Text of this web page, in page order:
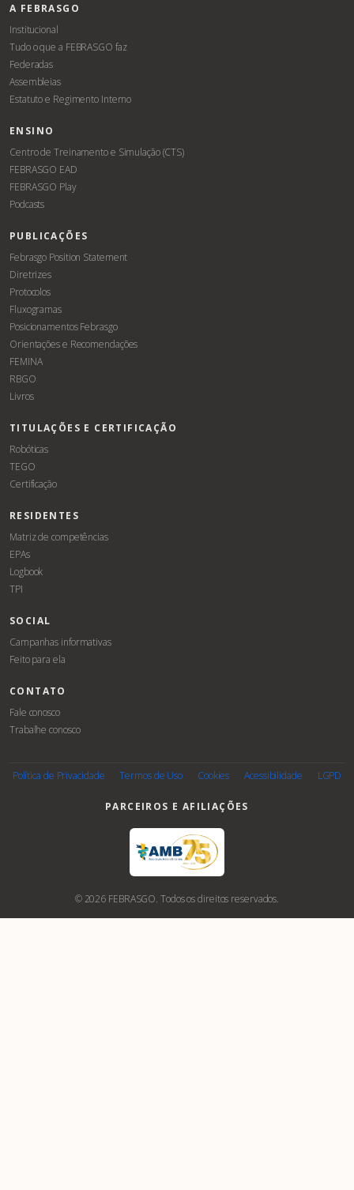
A FEBRASGO
Institucional
Tudo o que a FEBRASGO faz
Federadas
Assembleias
Estatuto e Regimento Interno
ENSINO
Centro de Treinamento e Simulação (CTS)
FEBRASGO EAD
FEBRASGO Play
Podcasts
PUBLICAÇÕES
Febrasgo Position Statement
Diretrizes
Protocolos
Fluxogramas
Posicionamentos Febrasgo
Orientações e Recomendações
FEMINA
RBGO
Livros
TITULAÇÕES E CERTIFICAÇÃO
Robóticas
TEGO
Certificação
RESIDENTES
Matriz de competências
EPAs
Logbook
TPI
SOCIAL
Campanhas informativas
Feito para ela
CONTATO
Fale conosco
Trabalhe conosco
Política de Privacidade Termos de Uso Cookies Acessibilidade LGPD
PARCEIROS E AFILIAÇÕES
© 2026 FEBRASGO. Todos os direitos reservados.